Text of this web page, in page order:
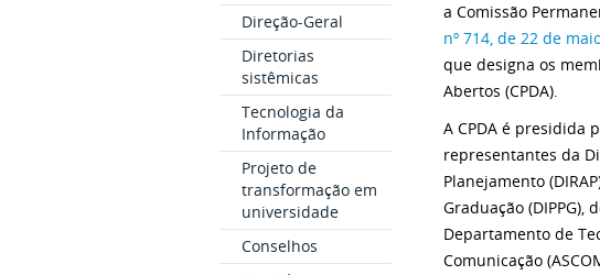
Direção-Geral
Diretorias
sistêmicas
Tecnologia da
Informação
Projeto de
transformação em
universidade
Conselhos
a Comissão
nº 714, de 22 de
que designa os
Abertos (CPDA).
A CPDA é presidida
representantes da
Planejamento
Graduação (DIPPG),
Departamento de
Comunicação